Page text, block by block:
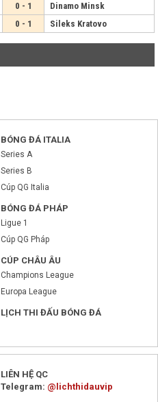
0 - 1
Dinamo Minsk
0 - 1 Sileks Kratovo
BÓNG ĐÁ ITALIA
Series A
Series B
Cúp QG Italia
BÓNG ĐÁ PHÁP
Ligue 1
Cúp QG Pháp
CÚP CHÂU ÂU
Champions League
Europa League
LỊCH THI ĐẤU BÓNG ĐÁ
LIÊN HỆ QC
Telegram: @lichthidauvip
x